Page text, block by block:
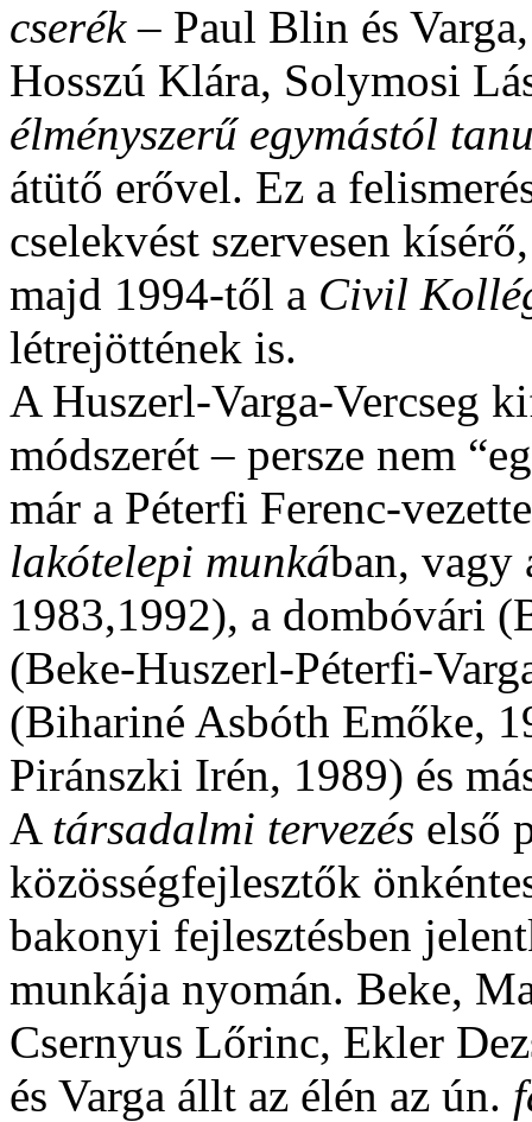
cserék – Paul Blin és
Hosszú Klára, Solymosi
élményszerű egymástól
átütő erővel. Ez a
cselekvést szervesen
majd 1994-től a Civil
létrejöttének is.
A Huszerl-Varga-Vercseg
módszerét – persze nem
már a Péterfi Ferenc-
lakótelepi munkában, vagy
1983,1992), a dombóvári
(Beke-Huszerl-Péterfi-
(Bihariné Asbóth Emőke,
Piránszki Irén, 1989) és
A társadalmi tervezés első
közösségfejlesztők
bakonyi fejlesztésben
munkája nyomán. Beke,
Csernyus Lőrinc, Ekler
és Varga állt az élén az ún.